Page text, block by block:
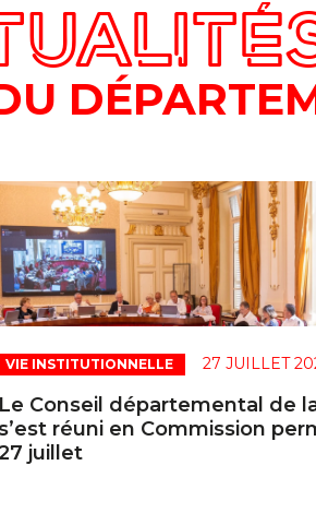
VIE INSTITUTIONNELLE 27 JUILLET
Le Conseil départemental de
réuni en Commission
juillet